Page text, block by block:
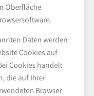
Oberfläche
Daten werden
Cookies auf
Cookies handelt
die auf Ihrer
Browser